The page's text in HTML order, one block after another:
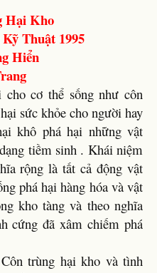
Hại Kho
Thuật 1995
Hiển
cơ thể sống như côn
sức khỏe cho người hay
khô phá hại những vật
tiềm sinh . Khái niệm
rộng là tất cả động vật
phá hại hàng hóa và vật
kho tàng và theo nghĩa
cứng đã xâm chiếm phá
trùng hại kho và tình